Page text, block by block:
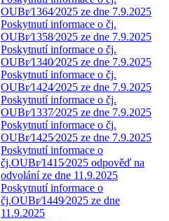
OUBr⁄1364⁄2025 ze dne 7.9.2025
Poskytnutí informace o čj.
OUBr⁄1358⁄2025 ze dne 7.9.2025
Poskytnutí informace o čj.
OUBr⁄1340⁄2025 ze dne 7.9.2025
Poskytnutí informace o čj.
OUBr⁄1424⁄2025 ze dne 7.9.2025
Poskytnutí informace o čj.
OUBr⁄1337⁄2025 ze dne 7.9.2025
Poskytnutí informace o čj.
OUBr⁄1425⁄2025 ze dne 7.9.2025
Poskytnutí informace o
čj.OUBr⁄1415⁄2025 odpověď na
odvolání ze dne 11.9.2025
Poskytnutí informace o
čj.OUBr⁄1449⁄2025 ze dne
11.9.2025